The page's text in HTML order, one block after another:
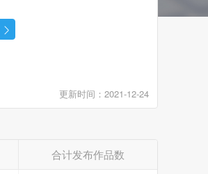
更新时间：2021-12-24
合计发布作品数